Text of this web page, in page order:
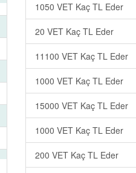
1050 VET Kaç TL Eder
20 VET Kaç TL Eder
11100 VET Kaç TL Eder
1000 VET Kaç TL Eder
15000 VET Kaç TL Eder
1000 VET Kaç TL Eder
200 VET Kaç TL Eder